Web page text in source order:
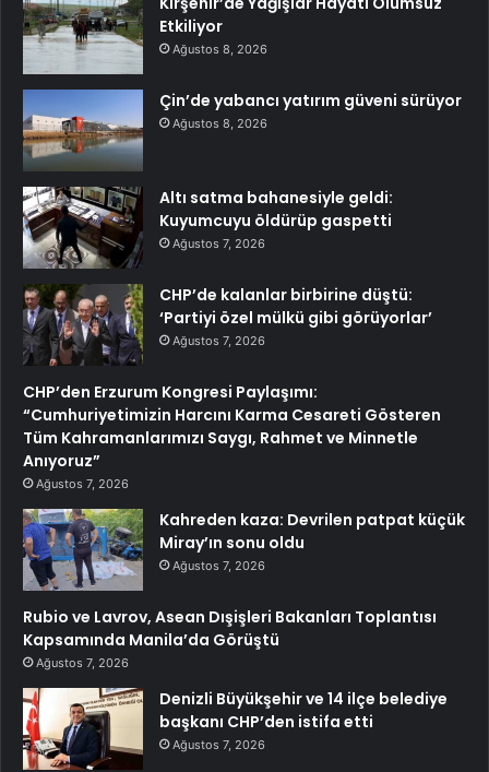
Etkiliyor
Ağustos 8, 2026
Çin’de yabancı yatırım güveni sürüyor
Ağustos 8, 2026
Altı satma bahanesiyle geldi:
Kuyumcuyu öldürüp gaspetti
Ağustos 7, 2026
CHP’de kalanlar birbirine düştü:
‘Partiyi özel mülkü gibi görüyorlar’
Ağustos 7, 2026
CHP’den Erzurum Kongresi Paylaşımı:
“Cumhuriyetimizin Harcını Karma Cesareti Gösteren
Tüm Kahramanlarımızı Saygı, Rahmet ve Minnetle
Anıyoruz”
Ağustos 7, 2026
Kahreden kaza: Devrilen patpat küçük
Miray’ın sonu oldu
Ağustos 7, 2026
Rubio ve Lavrov, Asean Dışişleri Bakanları Toplantısı
Kapsamında Manila’da Görüştü
Ağustos 7, 2026
Denizli Büyükşehir ve 14 ilçe belediye
başkanı CHP’den istifa etti
Ağustos 7, 2026